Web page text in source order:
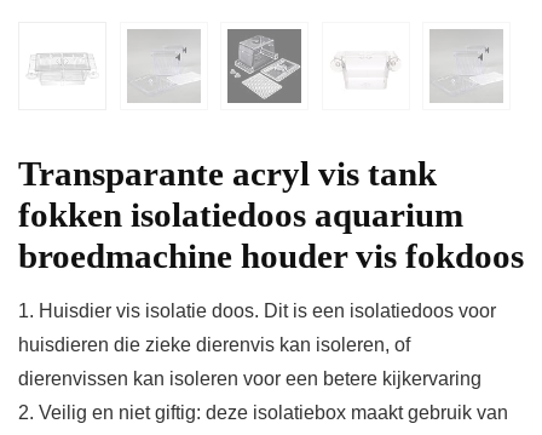
Transparante acryl vis tank
fokken isolatiedoos aquarium
broedmachine houder vis fokdoos
1. Huisdier vis isolatie doos. Dit is een isolatiedoos voor
huisdieren die zieke dierenvis kan isoleren, of
dierenvissen kan isoleren voor een betere kijkervaring
2. Veilig en niet giftig: deze isolatiebox maakt gebruik van